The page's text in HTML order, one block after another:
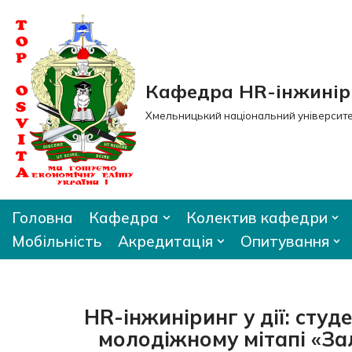
Перейти
до
вмісту
Кафедра HR-
Хмельницький національний
Головна Кафедра
Колектив кафедри
Мобільність
Акредитація Опитування
HR-інжиніринг у дії:
молодіжному мітапі